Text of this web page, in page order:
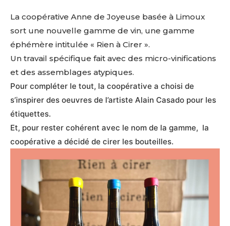
La coopérative Anne de Joyeuse basée à Limoux
sort une nouvelle gamme de vin, une gamme
éphémère intitulée « Rien à Cirer ».
Un travail spécifique fait avec des micro-vinifications
et des assemblages atypiques.
Pour compléter le tout, la coopérative a choisi de
s’inspirer des oeuvres de l’artiste Alain Casado pour les
étiquettes.
Et, pour rester cohérent avec le nom de la gamme, la
coopérative a décidé de cirer les bouteilles.